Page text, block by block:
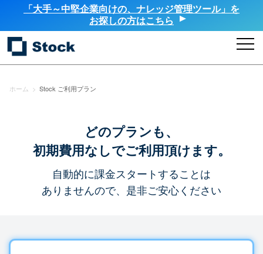
「大手～中堅企業向けの、ナレッジ管理ツール」を
お探しの方はこちら
ホーム > Stock ご利用プラン
どのプランも、
初期費用なしでご利用頂けます。
自動的に課金スタートすることは
ありませんので、是非ご安心ください